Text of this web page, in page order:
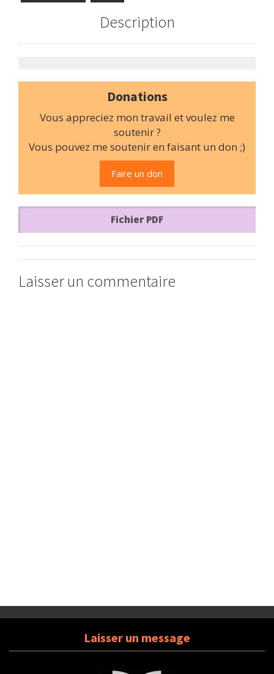
Description
Donations
Vous appreciez mon travail et voulez me
soutenir ?
Vous pouvez me soutenir en faisant un don ;)
Faire un don
Fichier PDF
Laisser un commentaire
Laisser un message